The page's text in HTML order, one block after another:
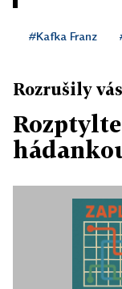
#Kafka Franz
Rozrušily